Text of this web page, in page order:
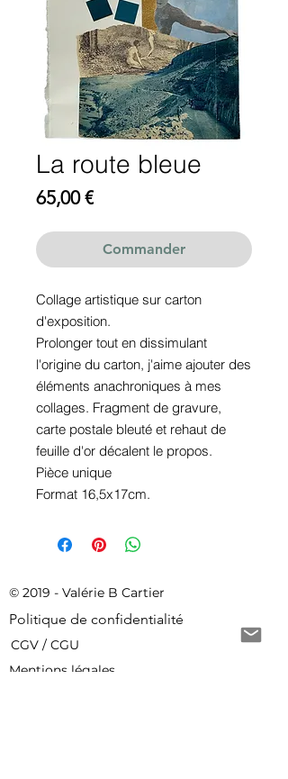
La route bleue
65,00 €Prix
Commander
Collage artistique sur carton
d'exposition.
Prolonger tout en dissimulant
l'origine du carton, j'aime ajouter des
éléments anachroniques à mes
collages. Fragment de gravure,
carte postale bleuté et rehaut de
feuille d'or décalent le propos.
Pièce unique
Format 16,5x17cm.
© 2019 - Valérie B Cartier
Politique de confidentialité
CGV / CGU
Mentions légales